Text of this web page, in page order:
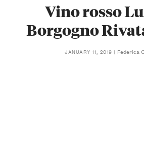
Vino rosso
Borgogno
JANUARY 11, 2019 Federica